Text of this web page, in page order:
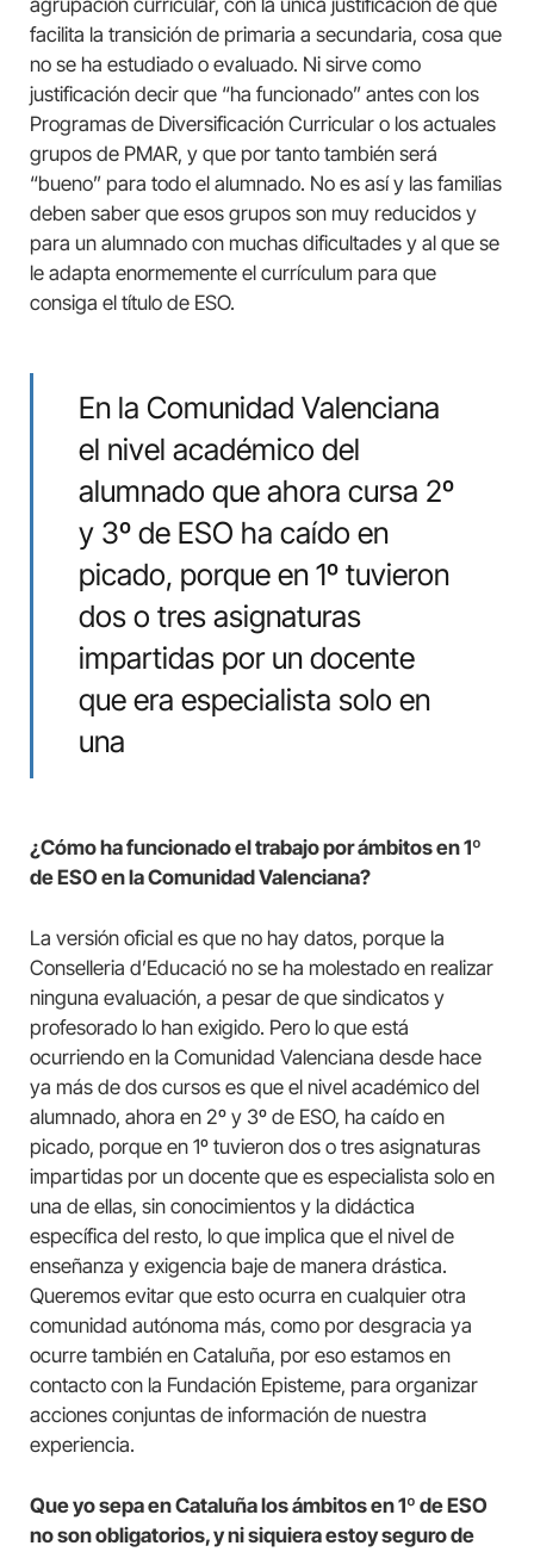
facilita la transición de primaria a secundaria, cosa que
no se ha estudiado o evaluado. Ni sirve como
justificación decir que “ha funcionado” antes con los
Programas de Diversificación Curricular o los actuales
grupos de PMAR, y que por tanto también será
“bueno” para todo el alumnado. No es así y las familias
deben saber que esos grupos son muy reducidos y
para un alumnado con muchas dificultades y al que se
le adapta enormemente el currículum para que
consiga el título de ESO.
En la Comunidad Valenciana
el nivel académico del
alumnado que ahora cursa 2º
y 3º de ESO ha caído en
picado, porque en 1º tuvieron
dos o tres asignaturas
impartidas por un docente
que era especialista solo en
una
¿Cómo ha funcionado el trabajo por ámbitos en 1º
de ESO en la Comunidad Valenciana?
La versión oficial es que no hay datos, porque la
Conselleria d’Educació no se ha molestado en realizar
ninguna evaluación, a pesar de que sindicatos y
profesorado lo han exigido. Pero lo que está
ocurriendo en la Comunidad Valenciana desde hace
ya más de dos cursos es que el nivel académico del
alumnado, ahora en 2º y 3º de ESO, ha caído en
picado, porque en 1º tuvieron dos o tres asignaturas
impartidas por un docente que es especialista solo en
una de ellas, sin conocimientos y la didáctica
específica del resto, lo que implica que el nivel de
enseñanza y exigencia baje de manera drástica.
Queremos evitar que esto ocurra en cualquier otra
comunidad autónoma más, como por desgracia ya
ocurre también en Cataluña, por eso estamos en
contacto con la Fundación Episteme, para organizar
acciones conjuntas de información de nuestra
experiencia.
Que yo sepa en Cataluña los ámbitos en 1º de ESO
no son obligatorios, y ni siquiera estoy seguro de